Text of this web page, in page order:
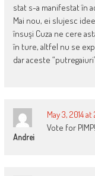
stat s-a manifestat în
Mai nou, ei slujesc
însuşi Cuza ne cere
în ture, altfel nu se
dar aceste
Andrei
May 3, 2014 at
Vote for